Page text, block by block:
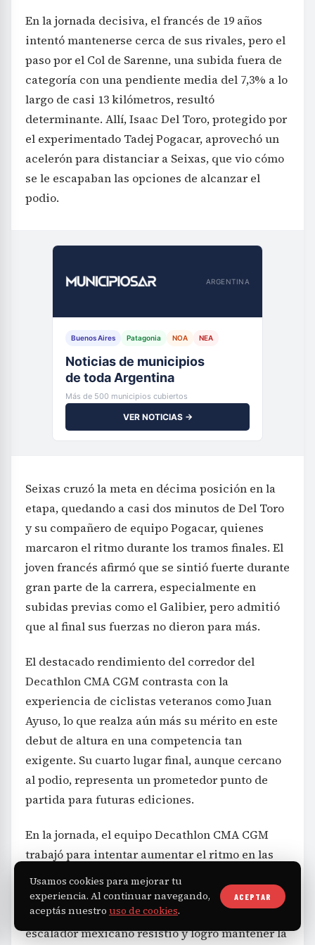
En la jornada decisiva, el francés de 19 años
intentó mantenerse cerca de sus rivales, pero el
paso por el Col de Sarenne, una subida fuera de
categoría con una pendiente media del 7,3% a lo
largo de casi 13 kilómetros, resultó
determinante. Allí, Isaac Del Toro, protegido por
el experimentado Tadej Pogacar, aprovechó un
acelerón para distanciar a Seixas, que vio cómo
se le escapaban las opciones de alcanzar el
podio.
ARGENTINA
Buenos Aires Patagonia NOA NEA
Noticias de municipios
de toda Argentina
Más de 500 municipios cubiertos
VER NOTICIAS →
Seixas cruzó la meta en décima posición en la
etapa, quedando a casi dos minutos de Del Toro
y su compañero de equipo Pogacar, quienes
marcaron el ritmo durante los tramos finales. El
joven francés afirmó que se sintió fuerte durante
gran parte de la carrera, especialmente en
subidas previas como el Galibier, pero admitió
que al final sus fuerzas no dieron para más.
El destacado rendimiento del corredor del
Decathlon CMA CGM contrasta con la
experiencia de ciclistas veteranos como Juan
Ayuso, lo que realza aún más su mérito en este
debut de altura en una competencia tan
exigente. Su cuarto lugar final, aunque cercano
al podio, representa un prometedor punto de
partida para futuras ediciones.
En la jornada, el equipo Decathlon CMA CGM
trabajó para intentar aumentar el ritmo en las
rampas más duras con corredores como Nicolas
Prodhomme y Matthew Riccitello, en un claro
intento de debilitar a Del Toro. Sin embargo, el
escalador mexicano resistió y logró mantener la
Usamos cookies para mejorar tu
experiencia. Al continuar navegando,
aceptás nuestro uso de cookies.
ACEPTAR